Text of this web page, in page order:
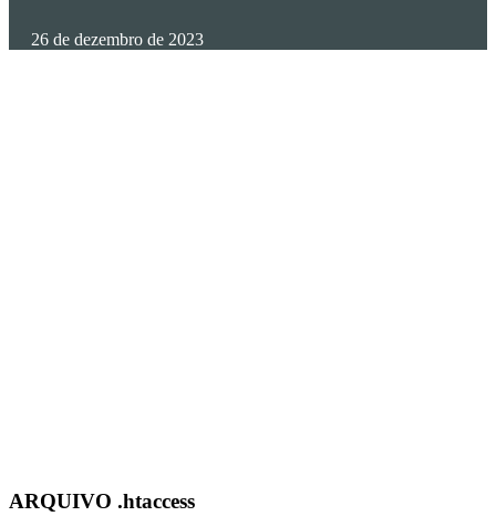
26 de dezembro de 2023
ARQUIVO .htaccess